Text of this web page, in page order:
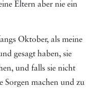
Eltern aber nie ein
Oktober, als meine
gesagt haben, sie
und falls sie nicht
Sorgen machen und zu